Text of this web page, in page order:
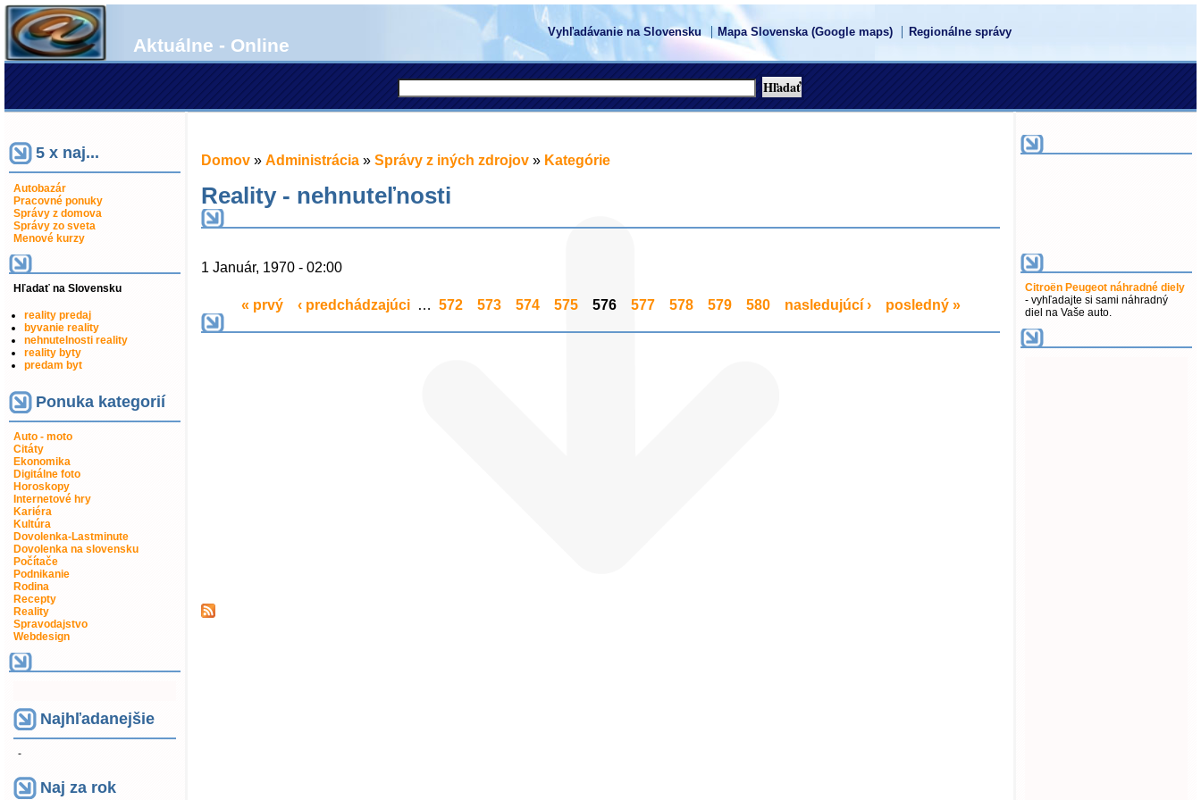
Aktuálne - Online
Vyhľadávanie na Slovensku Mapa Slovenska (Google maps) Regionálne správy
5 x naj...
Autobazár
Pracovné ponuky
Správy z domova
Správy zo sveta
Menové kurzy
Hľadať na Slovensku
reality predaj
byvanie reality
nehnutelnosti reality
reality byty
predam byt
Ponuka kategorií
Auto - moto
Citáty
Ekonomika
Digitálne foto
Horoskopy
Internetové hry
Kariéra
Kultúra
Dovolenka-Lastminute
Dovolenka na slovensku
Počítače
Podnikanie
Rodina
Recepty
Reality
Spravodajstvo
Webdesign
Najhľadanejšie
-
Naj za rok
Domov » Administrácia » Správy z iných zdrojov » Kategórie
Reality - nehnuteľnosti
1 Január, 1970 - 02:00
« prvý ‹ predchádzajúci … 572 573 574 575 576 577 578 579 580 nasledujúcí › posledný »
Citroën Peugeot náhradné diely
- vyhľadajte si sami náhradný
diel na Vaše auto.